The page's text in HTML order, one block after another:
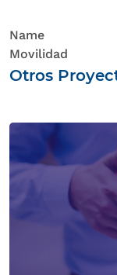
Name
Movilidad
Otros